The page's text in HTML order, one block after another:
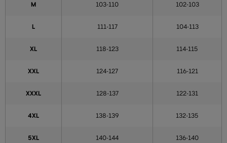
M 103-110 102-103
L 111-117 104-113
XL 118-123 114-115
XXL 124-127 116-121
XXXL 128-137 122-131
4XL 138-139 132-135
5XL 140-144 136-140